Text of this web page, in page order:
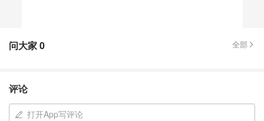
问大家0 全部
评论
打开App写评论